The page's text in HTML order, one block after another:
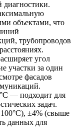
диагностики.
объектами, что
трубопроводов
угол
участки за один
фасадов
— подходит для
задач.
±4% (свыше
данных для